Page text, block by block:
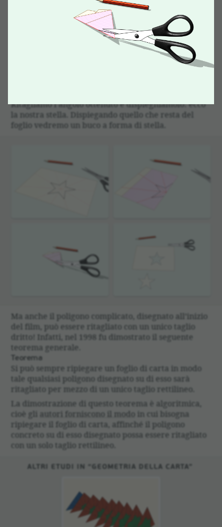
pezzo di carta, vediamo che non è stato ritagliato
niente di più del nostro triangolo, infatti anche il
buco ha la forma del nostro triangolo iniziale.
Disegniamo ora una stella a cinque punte. Si tratta
di un poligono non convesso con dieci vertici. In
questo caso però la soluzione del problema è
Ritagliamo l’angolo ottenuto e dispieghiamolo: ecco
la nostra stella. Dispiegando quello che resta del
foglio vedremo un buco a forma di stella.
Ma anche il poligono complicato, disegnato all’inizio
del film, può essere ritagliato con un unico taglio
dritto! Infatti, nel 1998 fu dimostrato il seguente
teorema generale.
Teorema
Si può sempre ripiegare un foglio di carta in modo
tale qualsiasi poligono disegnato su di esso sarà
ritagliato per mezzo di un unico taglio rettilineo.
La dimostrazione di questo teorema è algoritmica,
cioè gli autori forniscono il modo in cui bisogna
ripiegare il foglio di carta, affinché il poligono
concreto su di esso disegnato possa essere ritagliato
con un solo taglio rettilineo.
ALTRI ETUDI IN “GEOMETRIA DELLA CARTA”